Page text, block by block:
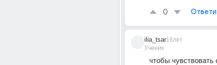
0
ilia_tsar
Ученик
16лет
чтобы чувствовать